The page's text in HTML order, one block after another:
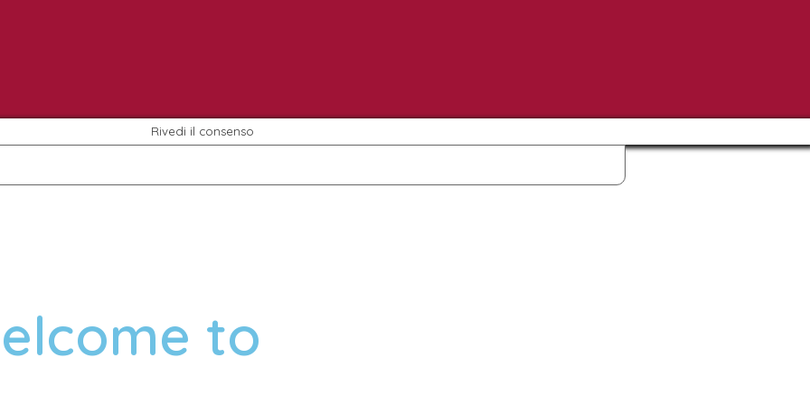
Rivedi il consenso
to